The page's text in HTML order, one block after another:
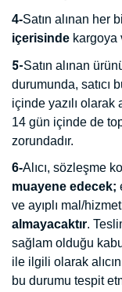
4-Satın alınan her
içerisinde kargoya
5-Satın alınan
durumunda, satıcı
içinde yazılı olarak
14 gün içinde de
zorundadır.
6-Alıcı, sözleşme
muayene edecek;
ve ayıplı mal/
almayacaktır.
sağlam olduğu
ile ilgili olarak
bu durumu tespit